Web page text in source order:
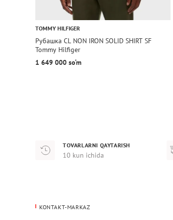
TOMMY HILFIGER
Рубашка CL NON IRON SOLID SHIRT SF
Tommy Hilfiger
1 649 000 so‘m
TOVARLARNI QAYTARISH
10 kun ichida
KONTAKT-MARKAZ